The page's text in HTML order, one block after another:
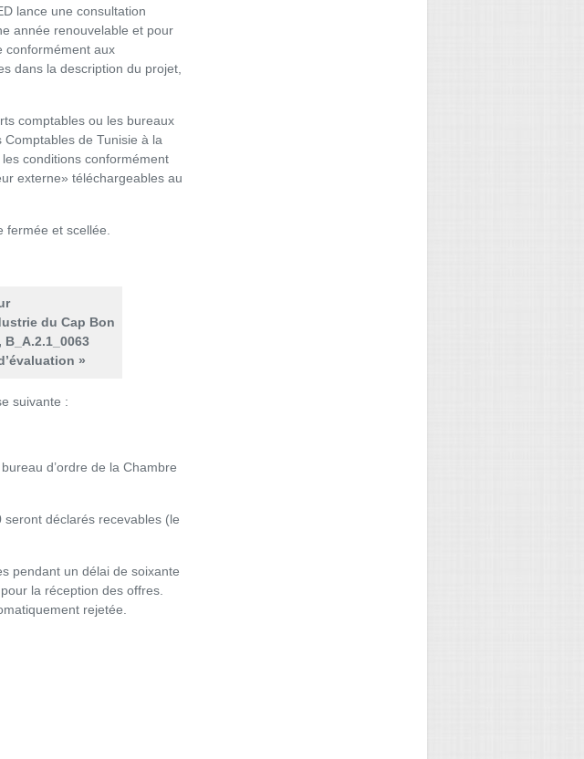
lance une consultation
année renouvelable et pour
conformément aux
dans la description du projet,
comptables ou les bureaux
Comptables de Tunisie à la
conditions conformément
externe» téléchargeables au
et scellée.
du Cap Bon
»
suivante :
d’ordre de la Chambre
seront déclarés recevables (le
pendant un délai de soixante
la réception des offres.
rejetée.